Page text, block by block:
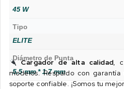
45 W
Tipo
ELITE
Diámetro de Punta
5.5 mm * 1.7 mm
Cargador de alta calidad,
modelos. Respaldo con
soporte confiable. ¡Somos tu